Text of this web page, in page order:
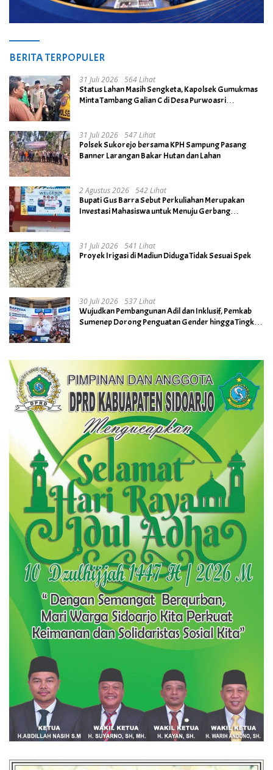
BERITA TERPOPULER
31 Juli 2026 564 Lihat
Status Lahan Masih Sengketa, Kapolsek Gumukmas
Minta Tambang Galian C di Desa Purwoasri
31 Juli 2026 547 Lihat
Polsek Sukorejo bersama KPH Sampung Pasang
Banner Larangan Bakar Hutan dan Lahan
2 Agustus 2026 542 Lihat
Bupati Gus Barra Sebut Perkuliahan Merupakan
Investasi Mahasiswa untuk Menuju Gerbang
31 Juli 2026 541 Lihat
Proyek Irigasi di Madiun Diduga Tidak Sesuai Spek
30 Juli 2026 537 Lihat
Wujudkan Pembangunan Adil dan Inklusif, Pemkab
Sumenep Dorong Penguatan Gender hingga Tingkat